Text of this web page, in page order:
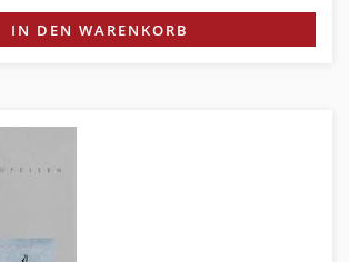
IN DEN WARENKORB